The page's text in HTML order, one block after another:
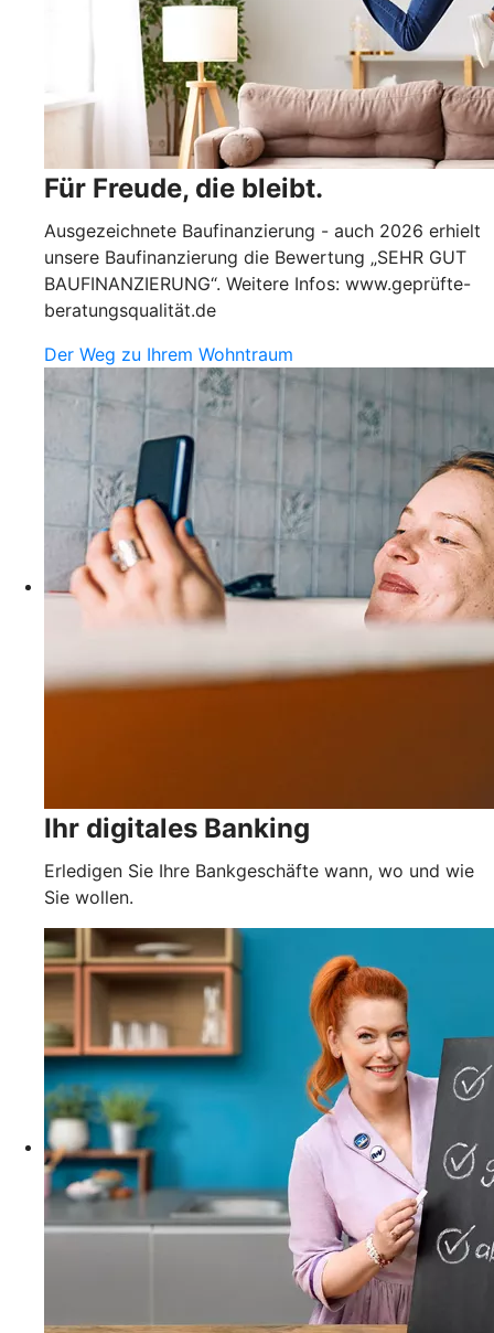
Für Freude, die bleibt.
Ausgezeichnete Baufinanzierung - auch 2026 erhielt
unsere Baufinanzierung die Bewertung „SEHR GUT
BAUFINANZIERUNG“. Weitere Infos: www.geprüfte-
beratungsqualität.de
Der Weg zu Ihrem Wohntraum
Ihr digitales Banking
Erledigen Sie Ihre Bankgeschäfte wann, wo und wie
Sie wollen.